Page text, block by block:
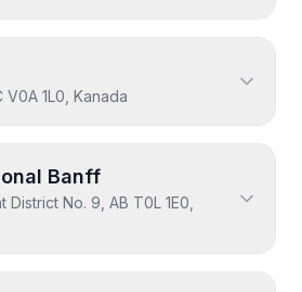
V0A 1L0, Kanada
Banff
District No. 9, AB T0L 1E0,